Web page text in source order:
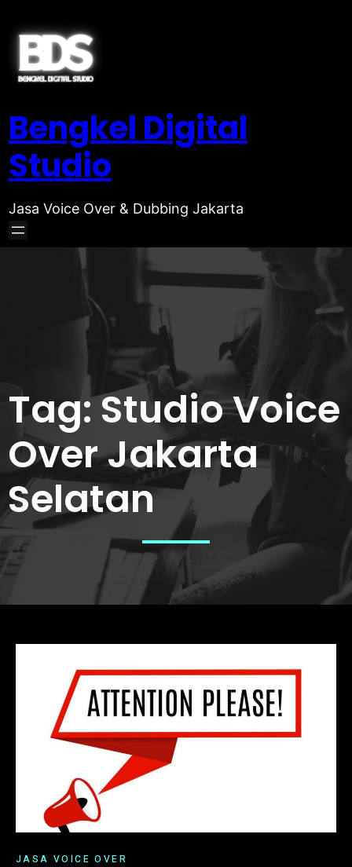
Bengkel Digital
Studio
Jasa Voice Over & Dubbing Jakarta
Tag:Studio Voice
Over Jakarta
Selatan
JASA VOICE OVER